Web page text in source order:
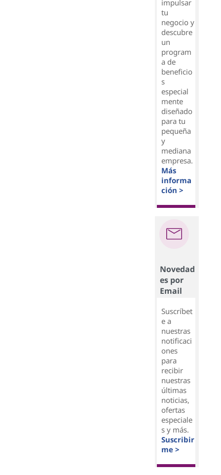
impulsar
tu
negocio y
descubre
un
program
a de
beneficio
s
especial
mente
diseñado
para tu
pequeña
y
mediana
empresa.
Más
informa
ción >
Novedad
es por
Email
Suscríbet
e a
nuestras
notificaci
ones
para
recibir
nuestras
últimas
noticias,
ofertas
especiale
s y más.
Suscribir
me >